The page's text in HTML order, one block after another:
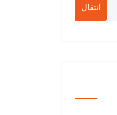
انتقال